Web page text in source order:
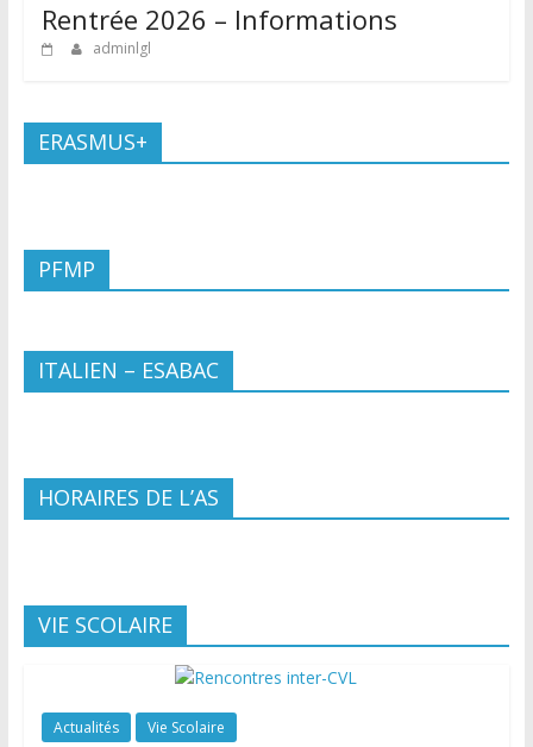
Rentrée 2026 – Informations
adminlgl
ERASMUS+
PFMP
ITALIEN – ESABAC
HORAIRES DE L’AS
VIE SCOLAIRE
Actualités Vie Scolaire